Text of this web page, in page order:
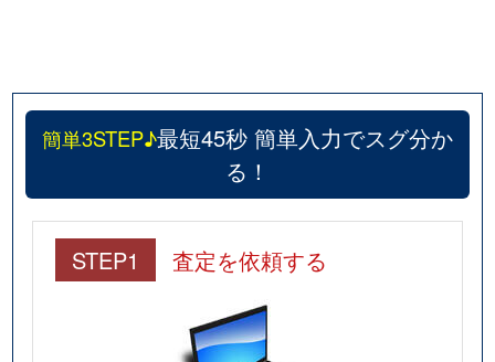
簡単3STEP♪最短45秒 簡単入力でスグ分か
る！
STEP1 査定を依頼する